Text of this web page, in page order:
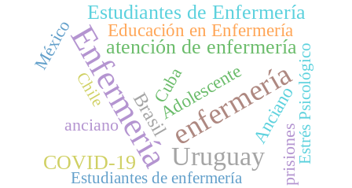
Enfermeríaenfermería
Uruguay
Estudiantes de Enfermería
atención de enfermería
COVID-19
BrasilAdolescente
Educación en Enfermería
Anciano
prisiones
México
Cuba
anciano
Estudiantes de enfermería
Estrés Psicológico
Chile